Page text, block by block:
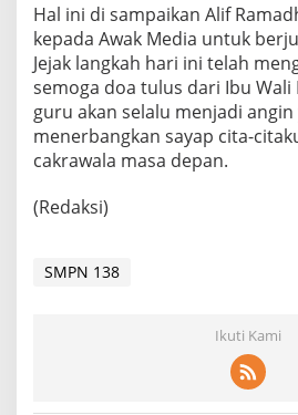
​Hal ini di sampaikan Alif
kepada Awak Media untuk
Jejak langkah hari ini telah
semoga doa tulus dari Ibu Wali
guru akan selalu menjadi angin
menerbangkan sayap cita-
cakrawala masa depan.
(Redaksi)
SMPN 138
Ikuti Kami